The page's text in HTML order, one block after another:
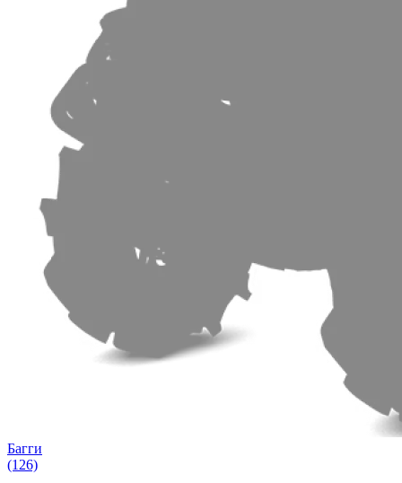
Багги
(126)